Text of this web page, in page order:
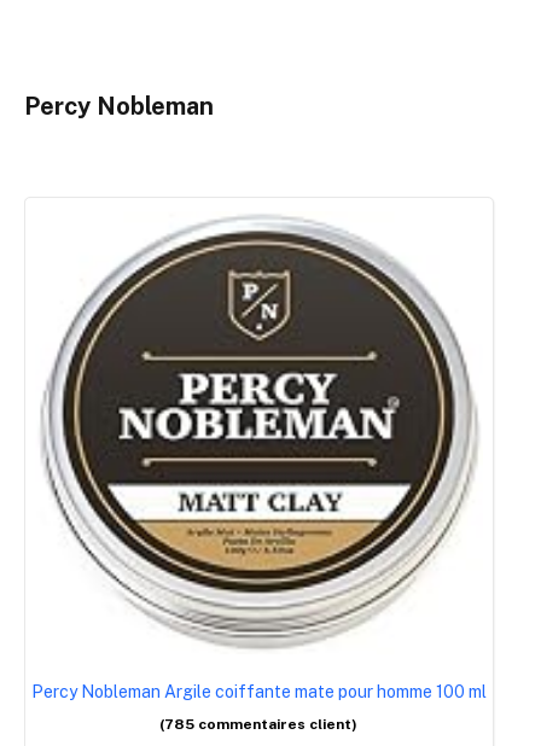
Percy Nobleman
Percy Nobleman Argile coiffante mate pour homme 100 ml
(785 commentaires client)